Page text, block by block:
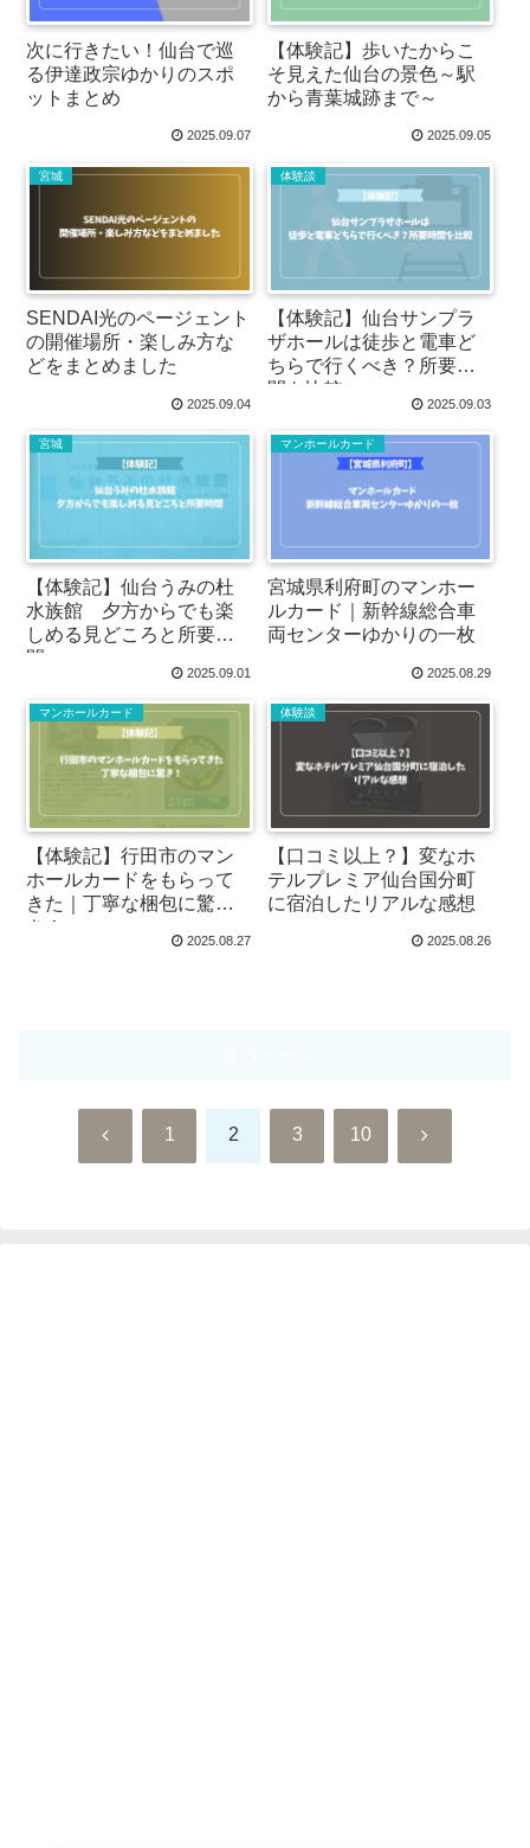
次に行きたい！仙台で巡
る伊達政宗ゆかりのスポ
ットまとめ
2025.09.07
【体験記】歩いたからこ
そ見えた仙台の景色～駅
から青葉城跡まで～
2025.09.05
宮城
SENDAI光のページェント
の開催場所・楽しみ方な
どをまとめました
2025.09.04
体験談
【体験記】仙台サンプラ
ザホールは徒歩と電車ど
ちらで行くべき？所要時
間を比較
2025.09.03
宮城
【体験記】仙台うみの杜
水族館 夕方からでも楽
しめる見どころと所要時
間
2025.09.01
マンホールカード
宮城県利府町のマンホー
ルカード｜新幹線総合車
両センターゆかりの一枚
2025.08.29
マンホールカード
【体験記】行田市のマン
ホールカードをもらって
きた｜丁寧な梱包に驚
き！
2025.08.27
体験談
【口コミ以上？】変なホ
テルプレミア仙台国分町
に宿泊したリアルな感想
2025.08.26
前 1 2 3 10 次